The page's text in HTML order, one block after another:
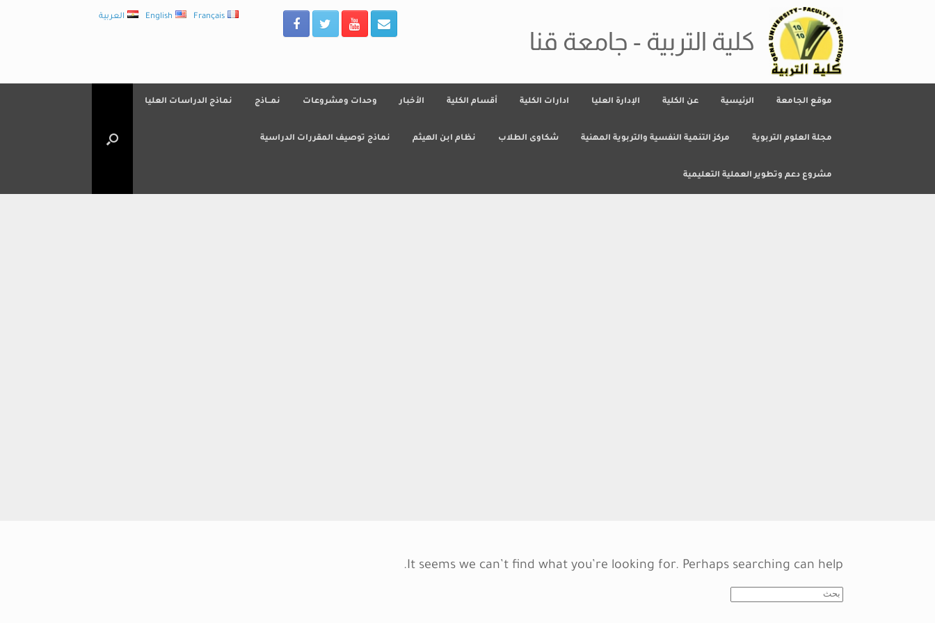
كلية التربية - جامعة قنا
العربية English Français
موقع الجامعة الرئيسية عن الكلية الإدارة العليا ادارات الكلية أقسام الكلية الأخبار وحدات ومشروعات نمــاذج نماذج الدراسات العليا
مجلة العلوم التربوية مركز التنمية النفسية والتربوية المهنية شكاوى الطلاب نظام ابن الهيثم نماذج توصيف المقررات الدراسية
مشروع دعم وتطوير العملية التعليمية
It seems we can’t find what you’re looking for. Perhaps searching can help.
Search